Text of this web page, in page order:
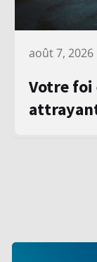
août 7, 2026
Votre foi